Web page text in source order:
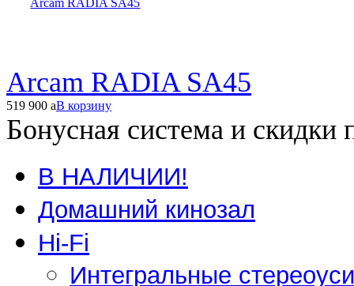
Arcam RADIA SA45
519 900 aВ корзину
Бонусная система и скидки
В НАЛИЧИИ!
Домашний кинозал
Hi-Fi
Интегральные